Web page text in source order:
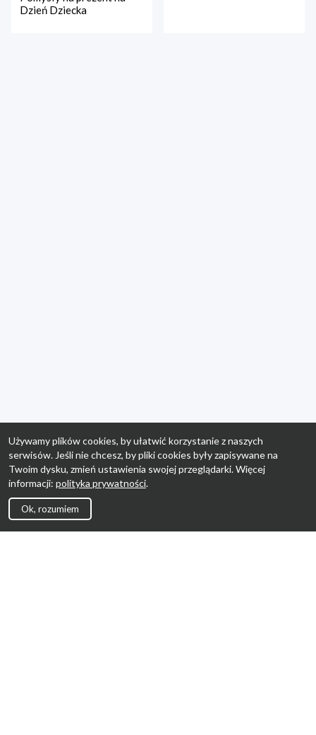
Dzień Dziecka
Używamy plików cookies, by ułatwić korzystanie z naszych
serwisów. Jeśli nie chcesz, by pliki cookies były zapisywane na
Twoim dysku, zmień ustawienia swojej przeglądarki. Więcej
informacji: polityka prywatności.
Ok, rozumiem